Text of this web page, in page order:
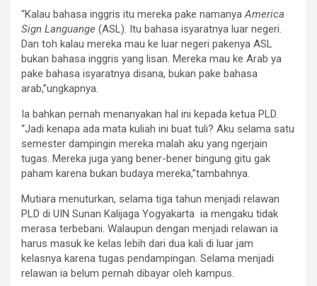
“Kalau bahasa inggris itu mereka pake namanyaAmerica
Sign Languange (ASL). Itu bahasa isyaratnya luar negeri.
Dan toh kalau mereka mau ke luar negeri pakenya ASL
bukan bahasa inggris yang lisan. Mereka mau ke Arab ya
pake bahasa isyaratnya disana, bukan pake bahasa
arab,”ungkapnya.
Ia bahkan pernah menanyakan hal ini kepada ketua PLD.
“Jadi kenapa ada mata kuliah ini buat tuli? Aku selama satu
semester dampingin mereka malah aku yang ngerjain
tugas. Mereka juga yang bener-bener bingung gitu gak
paham karena bukan budaya mereka,”tambahnya.
Mutiara menuturkan, selama tiga tahun menjadi relawan
PLD di UIN Sunan Kalijaga Yogyakarta ia mengaku tidak
merasa terbebani. Walaupun dengan menjadi relawan ia
harus masuk ke kelas lebih dari dua kali di luar jam
kelasnya karena tugas pendampingan. Selama menjadi
relawan ia belum pernah dibayar oleh kampus.